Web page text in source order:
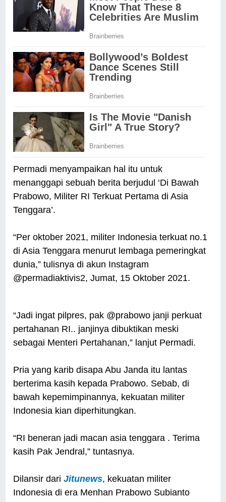
Permadi menyampaikan hal itu untuk
menanggapi sebuah berita berjudul ‘Di Bawah
Prabowo, Militer RI Terkuat Pertama di Asia
Tenggara’.
“Per oktober 2021, militer Indonesia terkuat no.1
di Asia Tenggara menurut lembaga pemeringkat
dunia,” tulisnya di akun Instagram
@permadiaktivis2, Jumat, 15 Oktober 2021.
“Jadi ingat pilpres, pak @prabowo janji perkuat
pertahanan RI.. janjinya dibuktikan meski
sebagai Menteri Pertahanan,” lanjut Permadi.
Pria yang karib disapa Abu Janda itu lantas
berterima kasih kepada Prabowo. Sebab, di
bawah kepemimpinannya, kekuatan militer
Indonesia kian diperhitungkan.
“RI beneran jadi macan asia tenggara . Terima
kasih Pak Jendral,” tuntasnya.
Dilansir dariJitunews, kekuatan militer
Indonesia di era Menhan Prabowo Subianto